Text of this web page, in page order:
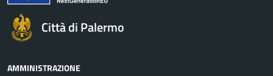
Città di Palermo
AMMINISTRAZIONE